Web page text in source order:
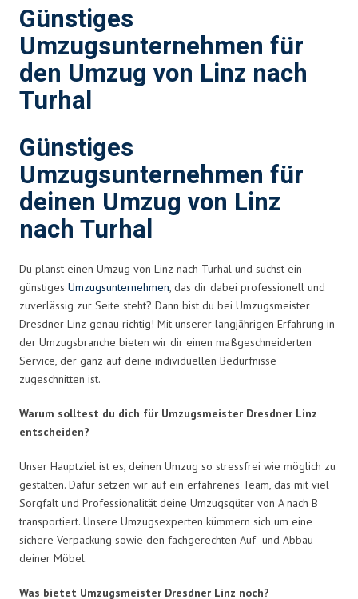
Günstiges
Umzugsunternehmen für
den Umzug von Linz nach
Turhal
Günstiges
Umzugsunternehmen für
deinen Umzug von Linz
nach Turhal
Du planst einen Umzug von Linz nach Turhal und suchst ein
günstiges Umzugsunternehmen, das dir dabei professionell und
zuverlässig zur Seite steht? Dann bist du bei Umzugsmeister
Dresdner Linz genau richtig! Mit unserer langjährigen Erfahrung in
der Umzugsbranche bieten wir dir einen maßgeschneiderten
Service, der ganz auf deine individuellen Bedürfnisse
zugeschnitten ist.
Warum solltest du dich für Umzugsmeister Dresdner Linz
entscheiden?
Unser Hauptziel ist es, deinen Umzug so stressfrei wie möglich zu
gestalten. Dafür setzen wir auf ein erfahrenes Team, das mit viel
Sorgfalt und Professionalität deine Umzugsgüter von A nach B
transportiert. Unsere Umzugsexperten kümmern sich um eine
sichere Verpackung sowie den fachgerechten Auf- und Abbau
deiner Möbel.
Was bietet Umzugsmeister Dresdner Linz noch?